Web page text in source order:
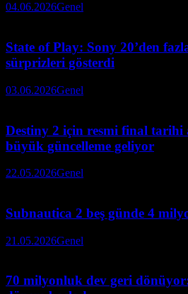
04.06.2026Genel
State of Play: Sony 20’den
sürprizleri gösterdi
03.06.2026Genel
Destiny 2 için resmi final tarihi
büyük güncelleme geliyor
22.05.2026Genel
Subnautica 2 beş günde 4
21.05.2026Genel
70 milyonluk dev geri